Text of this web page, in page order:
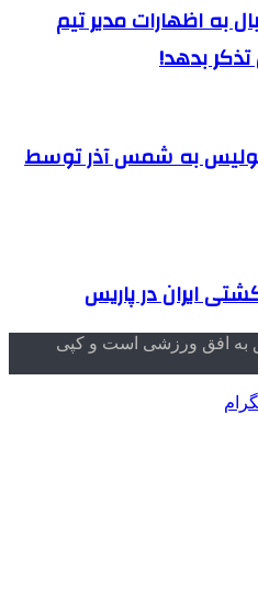
به اظهارات مدیر تیم
بدهد!
به شمس آذر توسط
ایران در پاریس
به افق ورزشی است و کپی